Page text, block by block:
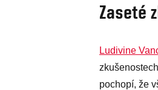
Zaseté
Ludivine
pochopí, že